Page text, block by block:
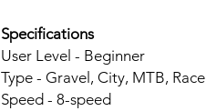
Specifications
User Level - Beginner
Type - Gravel, City, MTB, Race
Speed - 8-speed